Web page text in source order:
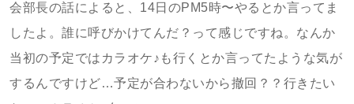
会部長の話によると、14日のPM5時〜やるとか言ってま
したよ。誰に呼びかけてんだ？って感じですね。なんか
当初の予定ではカラオケ♪も行くとか言ってたような気が
するんですけど…予定が合わないから撤回？？行きたい